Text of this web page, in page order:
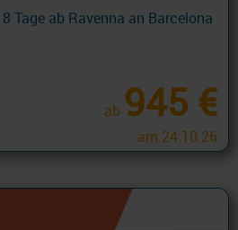
Tage ab Ravenna an Barcelona
ab 945 €
am 24.10.26